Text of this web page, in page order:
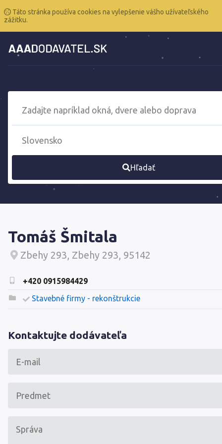
Táto stránka používa cookies na vylepšenie vášho užívateľského
zážitku.
Hľadať
Tomáš Šmitala
Zbehy 293, Zbehy 293, 95142
+420 0915984429
Stavebné firmy - rekonštrukcie
Kontaktujte dodávateľa